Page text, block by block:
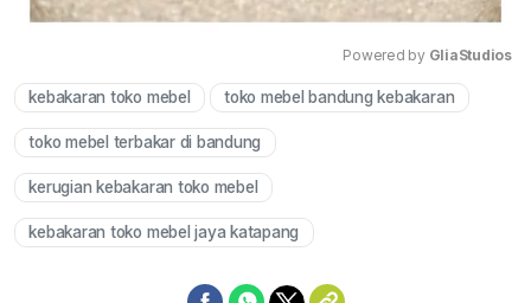
Mute
Powered by GliaStudios
kebakaran toko mebel toko mebel bandung kebakaran
toko mebel terbakar di bandung
kerugian kebakaran toko mebel
kebakaran toko mebel jaya katapang